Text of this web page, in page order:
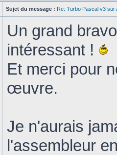
Sujet du message : Re: Turbo Pascal v3 sur
Un grand
intéressant !
Et merci pour
œuvre.
Je n'aurais
l'assembleur